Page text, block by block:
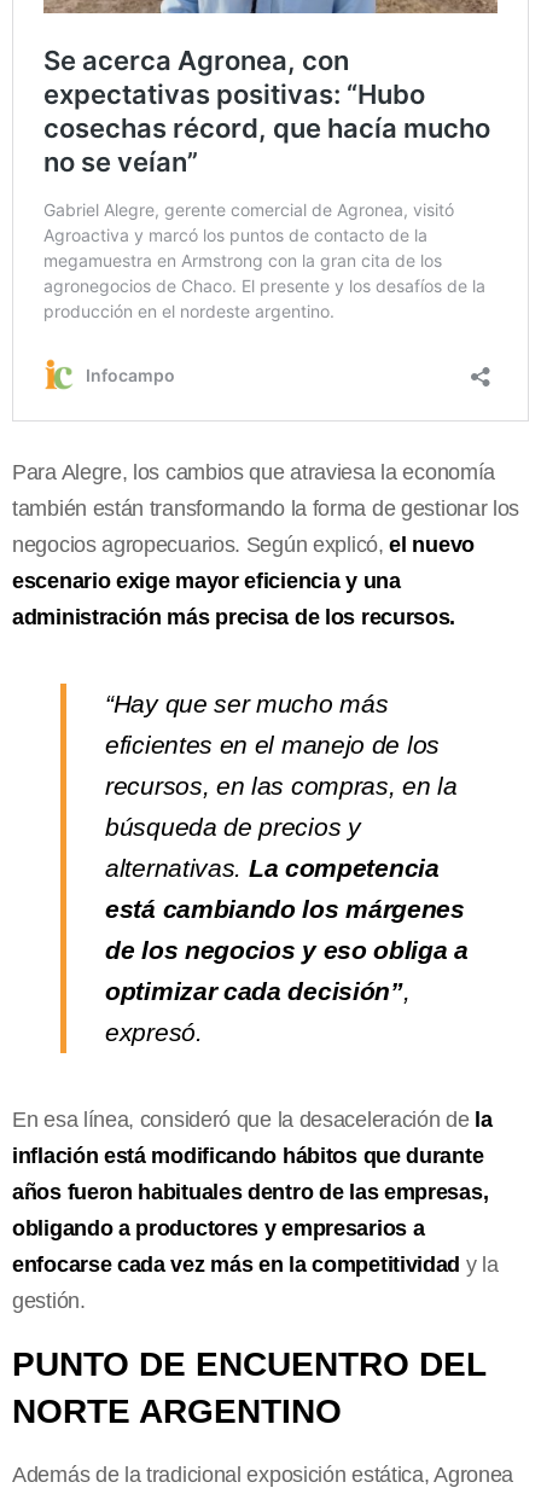
Para Alegre, los cambios que atraviesa la economía
también están transformando la forma de gestionar los
negocios agropecuarios. Según explicó,el nuevo
escenario exige mayor eficiencia y una
administración más precisa de los recursos.
“Hay que ser mucho más
eficientes en el manejo de los
recursos, en las compras, en la
búsqueda de precios y
alternativas. La competencia
está cambiando los márgenes
de los negocios y eso obliga a
optimizar cada decisión”,
expresó.
En esa línea, consideró que la desaceleración de la
inflación está modificando hábitos que durante
años fueron habituales dentro de las empresas,
obligando a productores y empresarios a
enfocarse cada vez más en la competitividad y la
gestión.
PUNTO DE ENCUENTRO DEL
NORTE ARGENTINO
Además de la tradicional exposición estática, Agronea